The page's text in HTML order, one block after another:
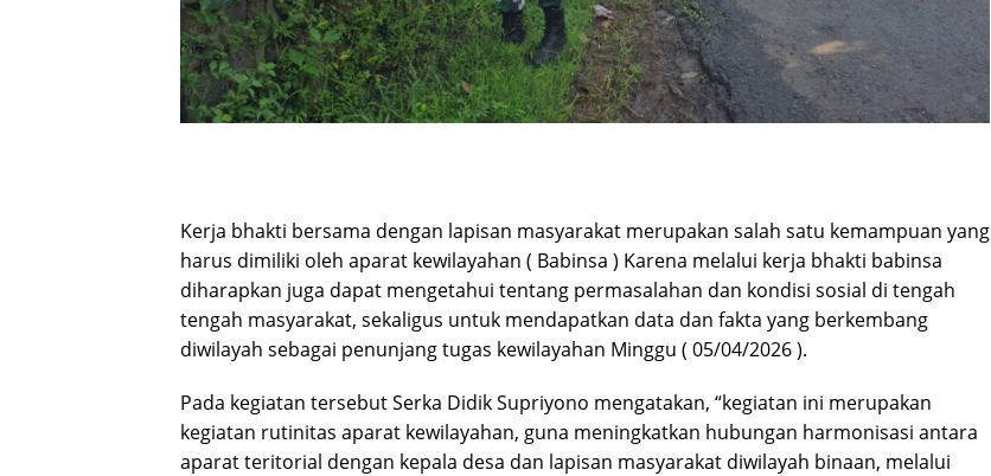
Kerja bhakti bersama dengan lapisan masyarakat merupakan salah satu kemampuan yang
harus dimiliki oleh aparat kewilayahan ( Babinsa ) Karena melalui kerja bhakti babinsa
diharapkan juga dapat mengetahui tentang permasalahan dan kondisi sosial di tengah
tengah masyarakat, sekaligus untuk mendapatkan data dan fakta yang berkembang
diwilayah sebagai penunjang tugas kewilayahan Minggu ( 05/04/2026 ).
Pada kegiatan tersebut Serka Didik Supriyono mengatakan, “kegiatan ini merupakan
kegiatan rutinitas aparat kewilayahan, guna meningkatkan hubungan harmonisasi antara
aparat teritorial dengan kepala desa dan lapisan masyarakat diwilayah binaan, melalui